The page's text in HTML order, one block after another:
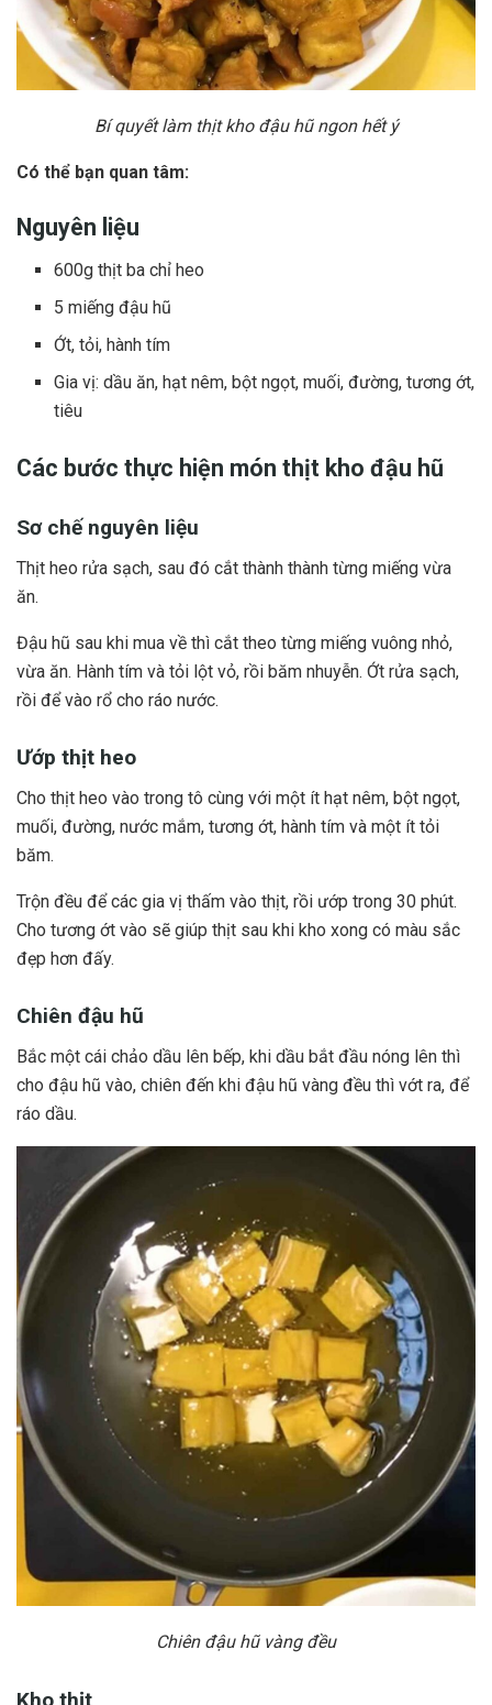
Bí quyết làm thịt kho đậu hũ ngon hết ý
Có thể bạn quan tâm:
Nguyên liệu
600g thịt ba chỉ heo
5 miếng đậu hũ
Ớt, tỏi, hành tím
Gia vị: dầu ăn, hạt nêm, bột ngọt, muối, đường, tương ớt,
tiêu
Các bước thực hiện món thịt kho đậu hũ
Sơ chế nguyên liệu
Thịt heo rửa sạch, sau đó cắt thành thành từng miếng vừa
ăn.
Đậu hũ sau khi mua về thì cắt theo từng miếng vuông nhỏ,
vừa ăn. Hành tím và tỏi lột vỏ, rồi băm nhuyễn. Ớt rửa sạch,
rồi để vào rổ cho ráo nước.
Ướp thịt heo
Cho thịt heo vào trong tô cùng với một ít hạt nêm, bột ngọt,
muối, đường, nước mắm, tương ớt, hành tím và một ít tỏi
băm.
Trộn đều để các gia vị thấm vào thịt, rồi ướp trong 30 phút.
Cho tương ớt vào sẽ giúp thịt sau khi kho xong có màu sắc
đẹp hơn đấy.
Chiên đậu hũ
Bắc một cái chảo dầu lên bếp, khi dầu bắt đầu nóng lên thì
cho đậu hũ vào, chiên đến khi đậu hũ vàng đều thì vớt ra, để
ráo dầu.
Chiên đậu hũ vàng đều
Kho thịt